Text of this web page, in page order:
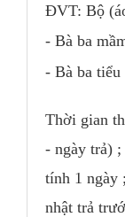
ĐVT: Bộ
- Bà ba
- Bà ba
Thời gian
- ngày trả) ;
tính 1 ngày
nhật trả